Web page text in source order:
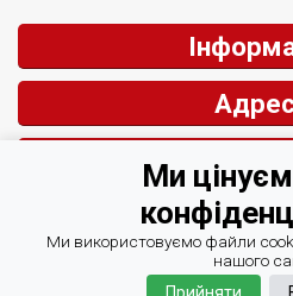
Зворотній
Ми
Ми використовуємо файли
нашого